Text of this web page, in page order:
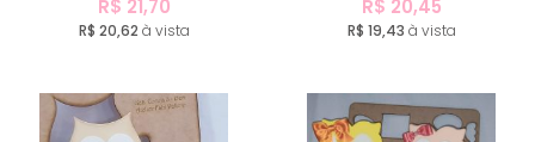
R$ 21,70
R$ 20,62 à vista
R$ 20,45
R$ 19,43 à vista